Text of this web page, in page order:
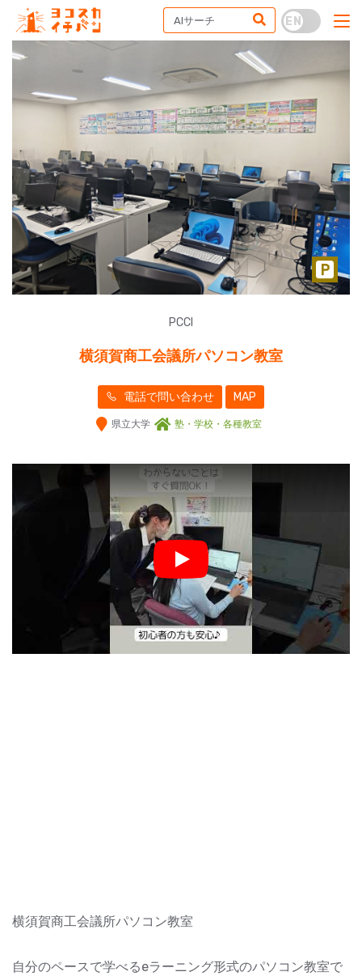
PCCI
横須賀商工会議所パソコン教室
電話で問い合わせ MAP
県立大学 塾・学校・各種教室
Play
横須賀商工会議所パソコン教室
自分のペースで学べるeラーニング形式のパソコン教室で